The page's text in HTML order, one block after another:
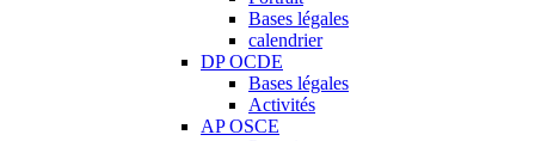
Bases légales
calendrier
DP OCDE
Bases légales
Activités
AP OSCE